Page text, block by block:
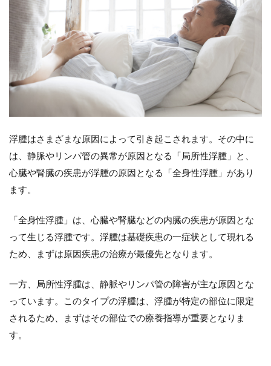
3.1.3
浮腫以
外の症
状
3.2
（２）
腎性浮
原因疾
患
3.2.2
3.2.3
浮腫以
外の症
状
（３）
肝性浮
腫
浮腫はさまざまな原因によって引き起こされます。その中に
は、静脈やリンパ管の異常が原因となる「局所性浮腫」と、
心臓や腎臓の疾患が浮腫の原因となる「全身性浮腫」があり
ます。
「全身性浮腫」は、心臓や腎臓などの内臓の疾患が原因とな
って生じる浮腫です。浮腫は基礎疾患の一症状として現れる
ため、まずは原因疾患の治療が最優先となります。
一方、局所性浮腫は、静脈やリンパ管の障害が主な原因とな
っています。このタイプの浮腫は、浮腫が特定の部位に限定
されるため、まずはその部位での療養指導が重要となりま
す。